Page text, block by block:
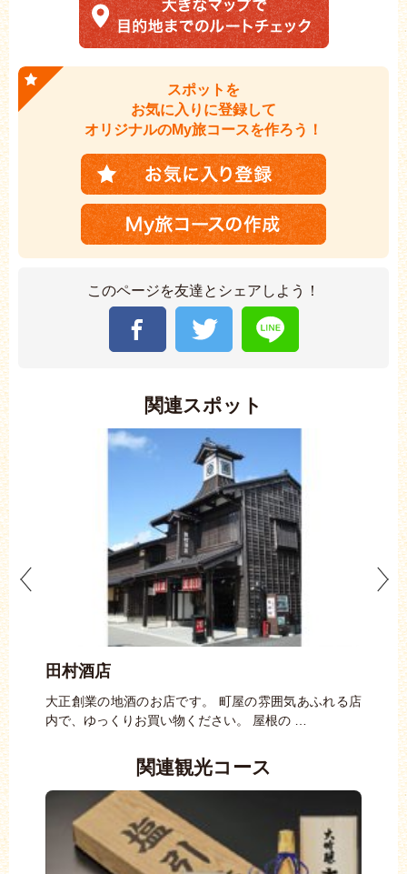
スポットを
お気に入りに登録して
オリジナルのMy旅コースを作ろう！
このページを友達とシェアしよう！
関連スポット
ま
田村酒店
大正創業の地酒のお店です。 町屋の雰囲気あふれる店
内で、ゆっくりお買い物ください。 屋根の …
和
て
関連観光コース